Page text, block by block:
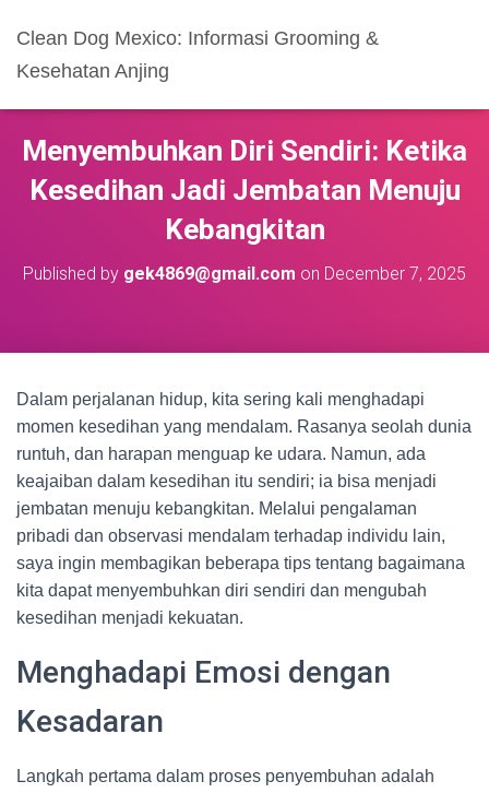
Clean Dog Mexico: Informasi Grooming &
Kesehatan Anjing
Menyembuhkan Diri Sendiri: Ketika
Kesedihan Jadi Jembatan Menuju
Kebangkitan
Published by gek4869@gmail.com on December 7, 2025
Dalam perjalanan hidup, kita sering kali menghadapi
momen kesedihan yang mendalam. Rasanya seolah dunia
runtuh, dan harapan menguap ke udara. Namun, ada
keajaiban dalam kesedihan itu sendiri; ia bisa menjadi
jembatan menuju kebangkitan. Melalui pengalaman
pribadi dan observasi mendalam terhadap individu lain,
saya ingin membagikan beberapa tips tentang bagaimana
kita dapat menyembuhkan diri sendiri dan mengubah
kesedihan menjadi kekuatan.
Menghadapi Emosi dengan
Kesadaran
Langkah pertama dalam proses penyembuhan adalah